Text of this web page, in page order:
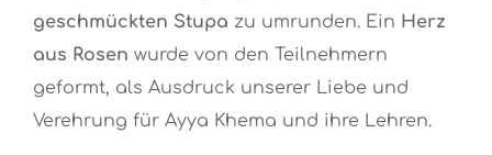
geschmückten Stupa zu umrunden. Ein Herz
aus Rosen wurde von den Teilnehmern
geformt, als Ausdruck unserer Liebe und
Verehrung für Ayya Khema und ihre Lehren.